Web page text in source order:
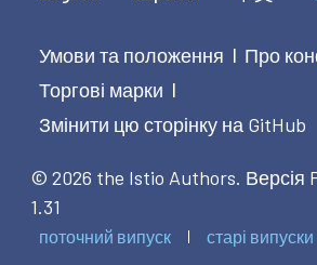
Умови та положення | Про
Торгові марки |
Змінити цю сторінку на GitHub
© 2026 the Istio Authors. Версія
1.31
поточний випуск старі випуски